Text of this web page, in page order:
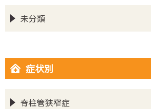
未分類
症状別
脊柱管狭窄症